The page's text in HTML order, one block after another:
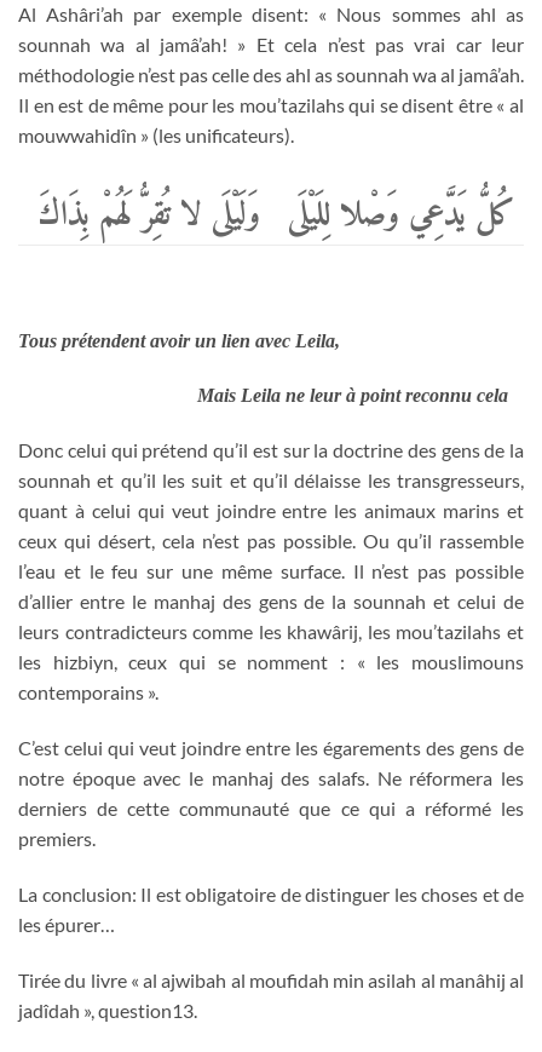
Al Ashâri’ah par exemple disent: « Nous sommes ahl as
sounnah wa al jamâ’ah! » Et cela n’est pas vrai car leur
méthodologie n’est pas celle des ahl as sounnah wa al jamâ’ah.
Il en est de même pour les mou’tazilahs qui se disent être « al
mouwwahidîn » (les unificateurs).
وَلَيْلَى لا تُقِرُّ لَهُمْ بِذَاكَ كُلُّ يَدَّعِي وَصْلا لِلَيْلَى
Tous prétendent avoir un lien avec Leila,
Mais Leila ne leur à point reconnu cela
Donc celui qui prétend qu’il est sur la doctrine des gens de la
sounnah et qu’il les suit et qu’il délaisse les transgresseurs,
quant à celui qui veut joindre entre les animaux marins et
ceux qui désert, cela n’est pas possible. Ou qu’il rassemble
l’eau et le feu sur une même surface. Il n’est pas possible
d’allier entre le manhaj des gens de la sounnah et celui de
leurs contradicteurs comme les khawârij, les mou’tazilahs et
les hizbiyn, ceux qui se nomment : « les mouslimouns
contemporains ».
C’est celui qui veut joindre entre les égarements des gens de
notre époque avec le manhaj des salafs. Ne réformera les
derniers de cette communauté que ce qui a réformé les
premiers.
La conclusion: Il est obligatoire de distinguer les choses et de
les épurer…
Tirée du livre « al ajwibah al moufidah min asilah al manâhij al
jadîdah », question13.